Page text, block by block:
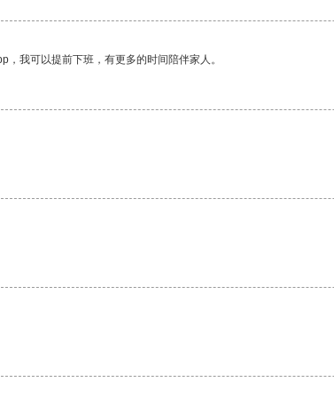
我可以提前下班，有更多的时间陪伴家人。